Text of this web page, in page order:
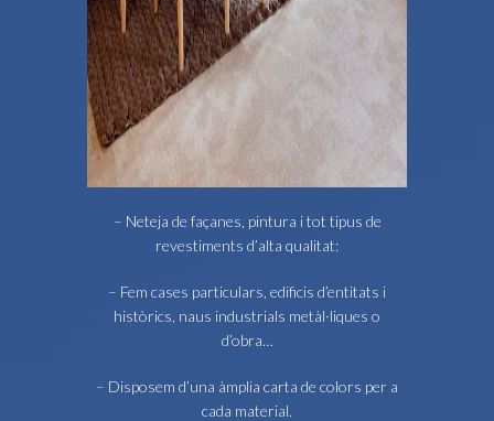
– Neteja de façanes, pintura i tot tipus de
revestiments d’alta qualitat:
– Fem cases particulars, edificis d’entitats i
històrics, naus industrials metàl·liques o
d’obra…
– Disposem d’una àmplia carta de colors per a
cada material.